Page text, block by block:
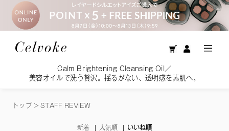
Calm Brightening Cleansing Oil／
美容オイルで洗う贅沢。揺るがない、透明感を素肌へ。
トップ > STAFF REVIEW
新着 人気順 いいね順